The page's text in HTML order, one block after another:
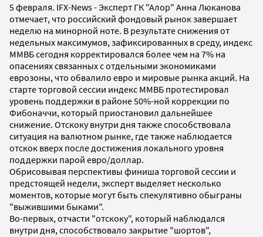
5 февраля. IFX-News - Эксперт ГК "Алор" Анна Люканова
отмечает, что российский фондовый рынок завершает
неделю на минорной ноте. В результате снижения от
недельных максимумов, зафиксированных в среду, индекс
ММВБ сегодня корректировался более чем на 7% на
опасениях связанных с отдельными экономиками
еврозоны, что обвалило евро и мировые рынка акций. На
старте торговой сессии индекс ММВБ протестировал
уровень поддержки в районе 50%-ной коррекции по
Фибоначчи, который приостановил дальнейшее
снижение. Отскоку внутри дня также способствовала
ситуация на валютном рынке, где также наблюдается
отскок вверх после достижения локального уровня
поддержки парой евро/доллар.
Обрисовывая перспективы финиша торговой сессии и
предстоящей недели, эксперт выделяет несколько
моментов, которые могут быть спекулятивно обыграны
"выжившими быками".
Во-первых, отчасти "отскоку", который наблюдался
внутри дня, способствовало закрытие "шортов",